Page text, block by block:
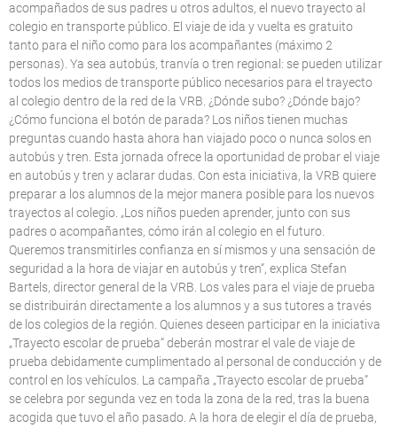
acompañados de sus padres u otros adultos, el nuevo trayecto al
colegio en transporte público. El viaje de ida y vuelta es gratuito
tanto para el niño como para los acompañantes (máximo 2
personas). Ya sea autobús, tranvía o tren regional: se pueden utilizar
todos los medios de transporte público necesarios para el trayecto
al colegio dentro de la red de la VRB. ¿Dónde subo? ¿Dónde bajo?
¿Cómo funciona el botón de parada? Los niños tienen muchas
preguntas cuando hasta ahora han viajado poco o nunca solos en
autobús y tren. Esta jornada ofrece la oportunidad de probar el viaje
en autobús y tren y aclarar dudas. Con esta iniciativa, la VRB quiere
preparar a los alumnos de la mejor manera posible para los nuevos
trayectos al colegio. „Los niños pueden aprender, junto con sus
padres o acompañantes, cómo irán al colegio en el futuro.
Queremos transmitirles confianza en sí mismos y una sensación de
seguridad a la hora de viajar en autobús y tren“, explica Stefan
Bartels, director general de la VRB. Los vales para el viaje de prueba
se distribuirán directamente a los alumnos y a sus tutores a través
de los colegios de la región. Quienes deseen participar en la iniciativa
„Trayecto escolar de prueba“ deberán mostrar el vale de viaje de
prueba debidamente cumplimentado al personal de conducción y de
control en los vehículos. La campaña „Trayecto escolar de prueba“
se celebra por segunda vez en toda la zona de la red, tras la buena
acogida que tuvo el año pasado. A la hora de elegir el día de prueba,